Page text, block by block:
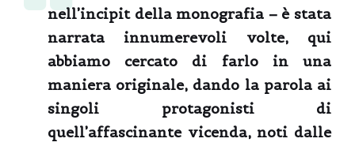
nell’incipit della monografia – è stata
narrata innumerevoli volte, qui
abbiamo cercato di farlo in una
maniera originale, dando la parola ai
singoli protagonisti di
quell’affascinante vicenda, noti dalle